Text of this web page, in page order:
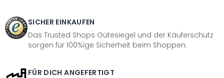
SICHER EINKAUFEN
Das Trusted Shops Gütesiegel und der Käuferschutz
sorgen für 100%ige Sicherheit beim Shoppen.
FÜR DICH ANGEFERTIGT